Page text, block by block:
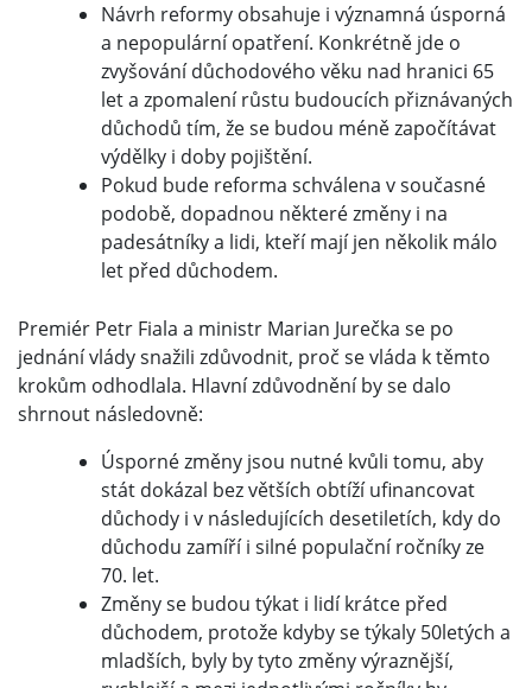
Návrh reformy obsahuje i významná úsporná
a nepopulární opatření. Konkrétně jde o
zvyšování důchodového věku nad hranici 65
let a zpomalení růstu budoucích přiznávaných
důchodů tím, že se budou méně započítávat
výdělky i doby pojištění.
Pokud bude reforma schválena v současné
podobě, dopadnou některé změny i na
padesátníky a lidi, kteří mají jen několik málo
let před důchodem.
Premiér Petr Fiala a ministr Marian Jurečka se po
jednání vlády snažili zdůvodnit, proč se vláda k těmto
krokům odhodlala. Hlavní zdůvodnění by se dalo
shrnout následovně:
Úsporné změny jsou nutné kvůli tomu, aby
stát dokázal bez větších obtíží ufinancovat
důchody i v následujících desetiletích, kdy do
důchodu zamíří i silné populační ročníky ze
70. let.
Změny se budou týkat i lidí krátce před
důchodem, protože kdyby se týkaly 50letých a
mladších, byly by tyto změny výraznější,